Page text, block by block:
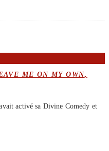
ME ON MY OWN,
activé sa Divine Comedy et